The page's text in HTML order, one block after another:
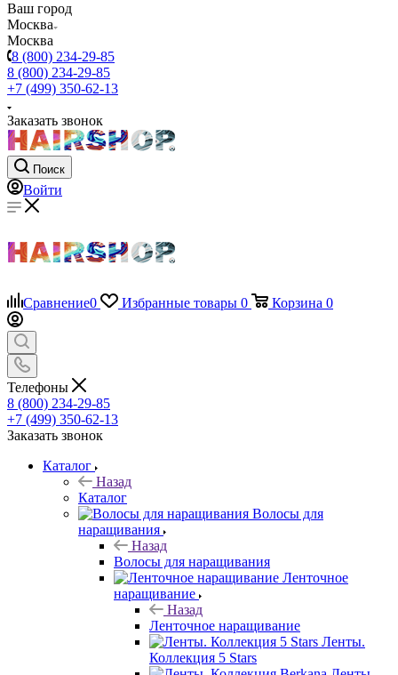
Ваш город
Москва
Москва
8 (800) 234-29-85
8 (800) 234-29-85
+7 (499) 350-62-13
Заказать звонок
Поиск
Войти
Сравнение0 Избранные товары 0 Корзина 0
Телефоны
8 (800) 234-29-85
+7 (499) 350-62-13
Заказать звонок
Каталог
Назад
Каталог
Волосы для
наращивания
Назад
Волосы для наращивания
Ленточное
наращивание
Назад
Ленточное наращивание
Ленты.
Коллекция 5 Stars